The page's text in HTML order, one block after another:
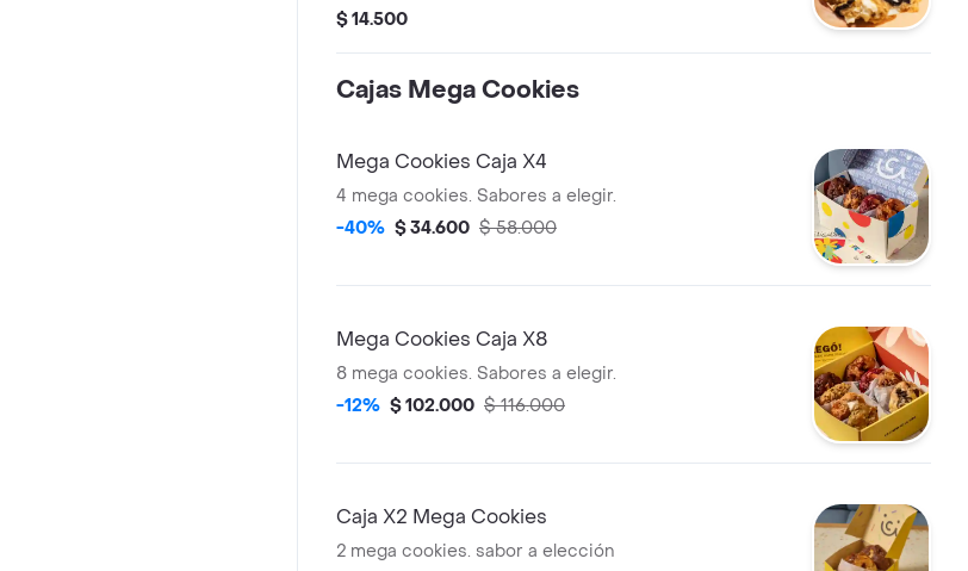
$ 14.500
Cajas Mega Cookies
Mega Cookies Caja X4
4 mega cookies. Sabores a elegir.
-40% $ 34.600 $ 58.000
Mega Cookies Caja X8
8 mega cookies. Sabores a elegir.
-12% $ 102.000 $ 116.000
Caja X2 Mega Cookies
2 mega cookies. sabor a elección